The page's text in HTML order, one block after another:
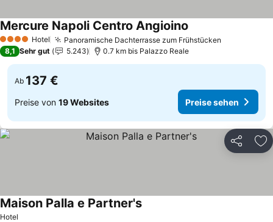
4 Sterne Hotel Panoramische Dachterrasse zum Frühstücken
Mercure Napoli Centro Angioino
8,1 Sehr gut 5.243 0.7 km bis Palazzo Reale
Ab 137 €
Preise von 19 Websites Preise sehen
Teilen
Hotel
Maison Palla e Partner'sPreise sehen